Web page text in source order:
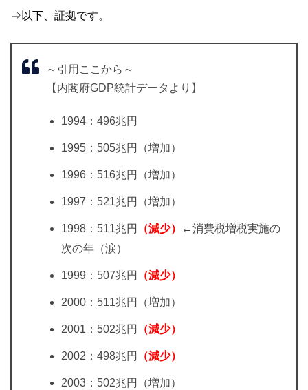
⇒以下、証拠です。
～引用ここから～
【内閣府GDP統計データより】
1994：496兆円
1995：505兆円（増加）
1996：516兆円（増加）
1997：521兆円（増加）
1998：511兆円 （減少）
←消費税増税実施の
次の年（涙）
1999：507兆円 （減少）
2000：511兆円（増加）
2001：502兆円 （減少）
2002：498兆円 （減少）
2003：502兆円（増加）